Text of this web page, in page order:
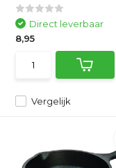
Vergelijk
Direct leverbaar
8,95